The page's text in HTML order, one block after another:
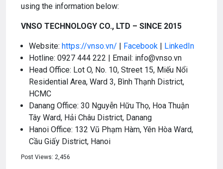
using the information below:
VNSO TECHNOLOGY CO., LTD – SINCE 2015
Website: https://vnso.vn/ Facebook
LinkedIn
Hotline: 0927 444 222 | Email: info@vnso.vn
Head Office: Lot O, No. 10, Street 15, Miếu Nổi
Residential Area, Ward 3, Bình Thạnh District,
HCMC
Danang Office: 30 Nguyễn Hữu Thọ, Hoa Thuận
Tây Ward, Hải Châu District, Danang
Hanoi Office: 132 Vũ Phạm Hàm, Yên Hòa Ward,
Cầu Giấy District, Hanoi
Post Views: 2,456